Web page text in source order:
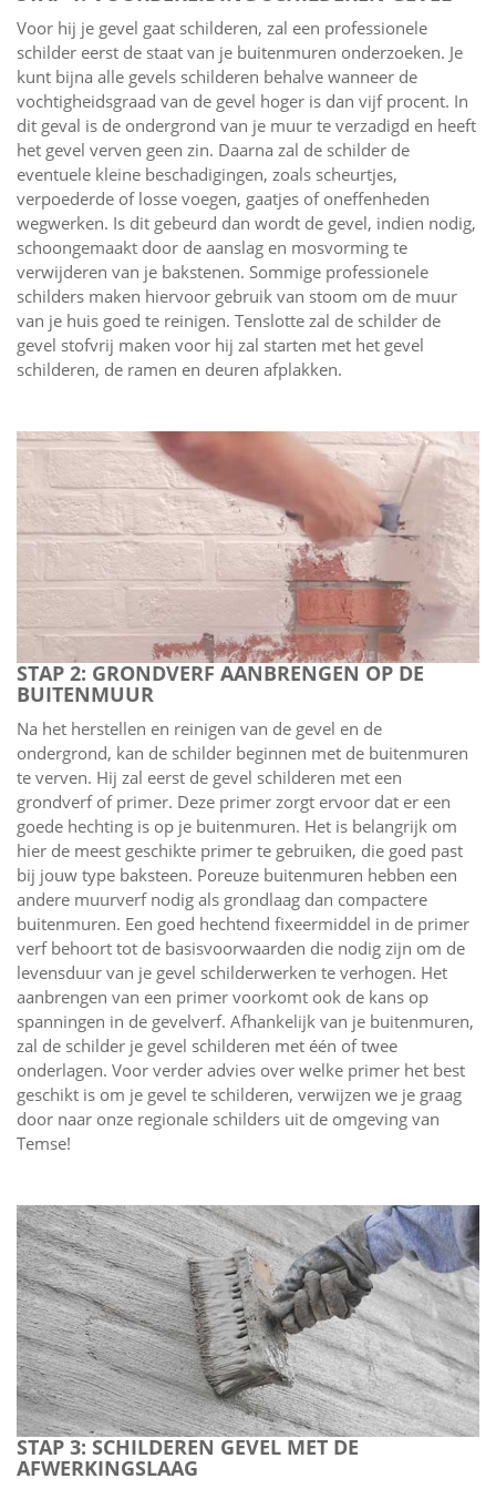
Voor hij je gevel gaat schilderen, zal een professionele
schilder eerst de staat van je buitenmuren onderzoeken. Je
kunt bijna alle gevels schilderen behalve wanneer de
vochtigheidsgraad van de gevel hoger is dan vijf procent. In
dit geval is de ondergrond van je muur te verzadigd en heeft
het gevel verven geen zin. Daarna zal de schilder de
eventuele kleine beschadigingen, zoals scheurtjes,
verpoederde of losse voegen, gaatjes of oneffenheden
wegwerken. Is dit gebeurd dan wordt de gevel, indien nodig,
schoongemaakt door de aanslag en mosvorming te
verwijderen van je bakstenen. Sommige professionele
schilders maken hiervoor gebruik van stoom om de muur
van je huis goed te reinigen. Tenslotte zal de schilder de
gevel stofvrij maken voor hij zal starten met het gevel
schilderen, de ramen en deuren afplakken.
STAP 2: GRONDVERF AANBRENGEN OP DE
BUITENMUUR
Na het herstellen en reinigen van de gevel en de
ondergrond, kan de schilder beginnen met de buitenmuren
te verven. Hij zal eerst de gevel schilderen met een
grondverf of primer. Deze primer zorgt ervoor dat er een
goede hechting is op je buitenmuren. Het is belangrijk om
hier de meest geschikte primer te gebruiken, die goed past
bij jouw type baksteen. Poreuze buitenmuren hebben een
andere muurverf nodig als grondlaag dan compactere
buitenmuren. Een goed hechtend fixeermiddel in de primer
verf behoort tot de basisvoorwaarden die nodig zijn om de
levensduur van je gevel schilderwerken te verhogen. Het
aanbrengen van een primer voorkomt ook de kans op
spanningen in de gevelverf. Afhankelijk van je buitenmuren,
zal de schilder je gevel schilderen met één of twee
onderlagen. Voor verder advies over welke primer het best
geschikt is om je gevel te schilderen, verwijzen we je graag
door naar onze regionale schilders uit de omgeving van
Temse!
STAP 3: SCHILDEREN GEVEL MET DE
AFWERKINGSLAAG